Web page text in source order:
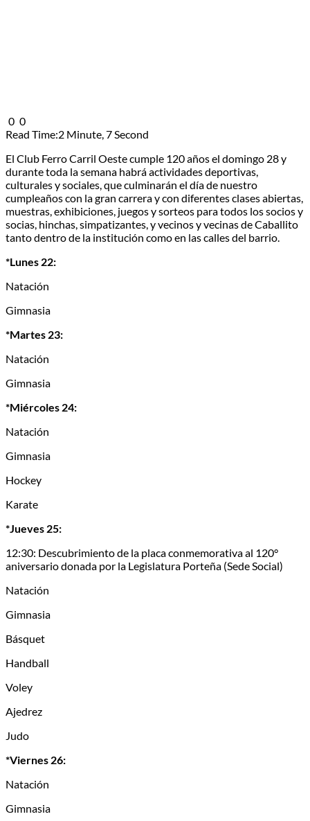
0 0
Read Time:2 Minute, 7 Second
El Club Ferro Carril Oeste cumple 120 años el domingo 28 y
durante toda la semana habrá actividades deportivas,
culturales y sociales, que culminarán el día de nuestro
cumpleaños con la gran carrera y con diferentes clases abiertas,
muestras, exhibiciones, juegos y sorteos para todos los socios y
socias, hinchas, simpatizantes, y vecinos y vecinas de Caballito
tanto dentro de la institución como en las calles del barrio.
*Lunes 22:
Natación
Gimnasia
*Martes 23:
Natación
Gimnasia
*Miércoles 24:
Natación
Gimnasia
Hockey
Karate
*Jueves 25:
12:30: Descubrimiento de la placa conmemorativa al 120°
aniversario donada por la Legislatura Porteña (Sede Social)
Natación
Gimnasia
Básquet
Handball
Voley
Ajedrez
Judo
*Viernes 26:
Natación
Gimnasia